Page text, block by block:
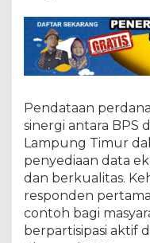
Pendataan
sinergi antara BPS
Lampung Timur
penyediaan data
dan berkualitas.
responden
contoh bagi
berpartisipasi aktif